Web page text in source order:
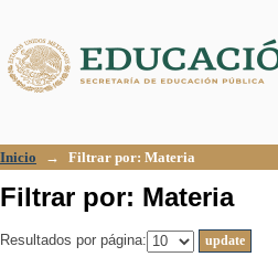
Inicio → Filtrar por: Materia
Filtrar por: Materia
Resultados por página: